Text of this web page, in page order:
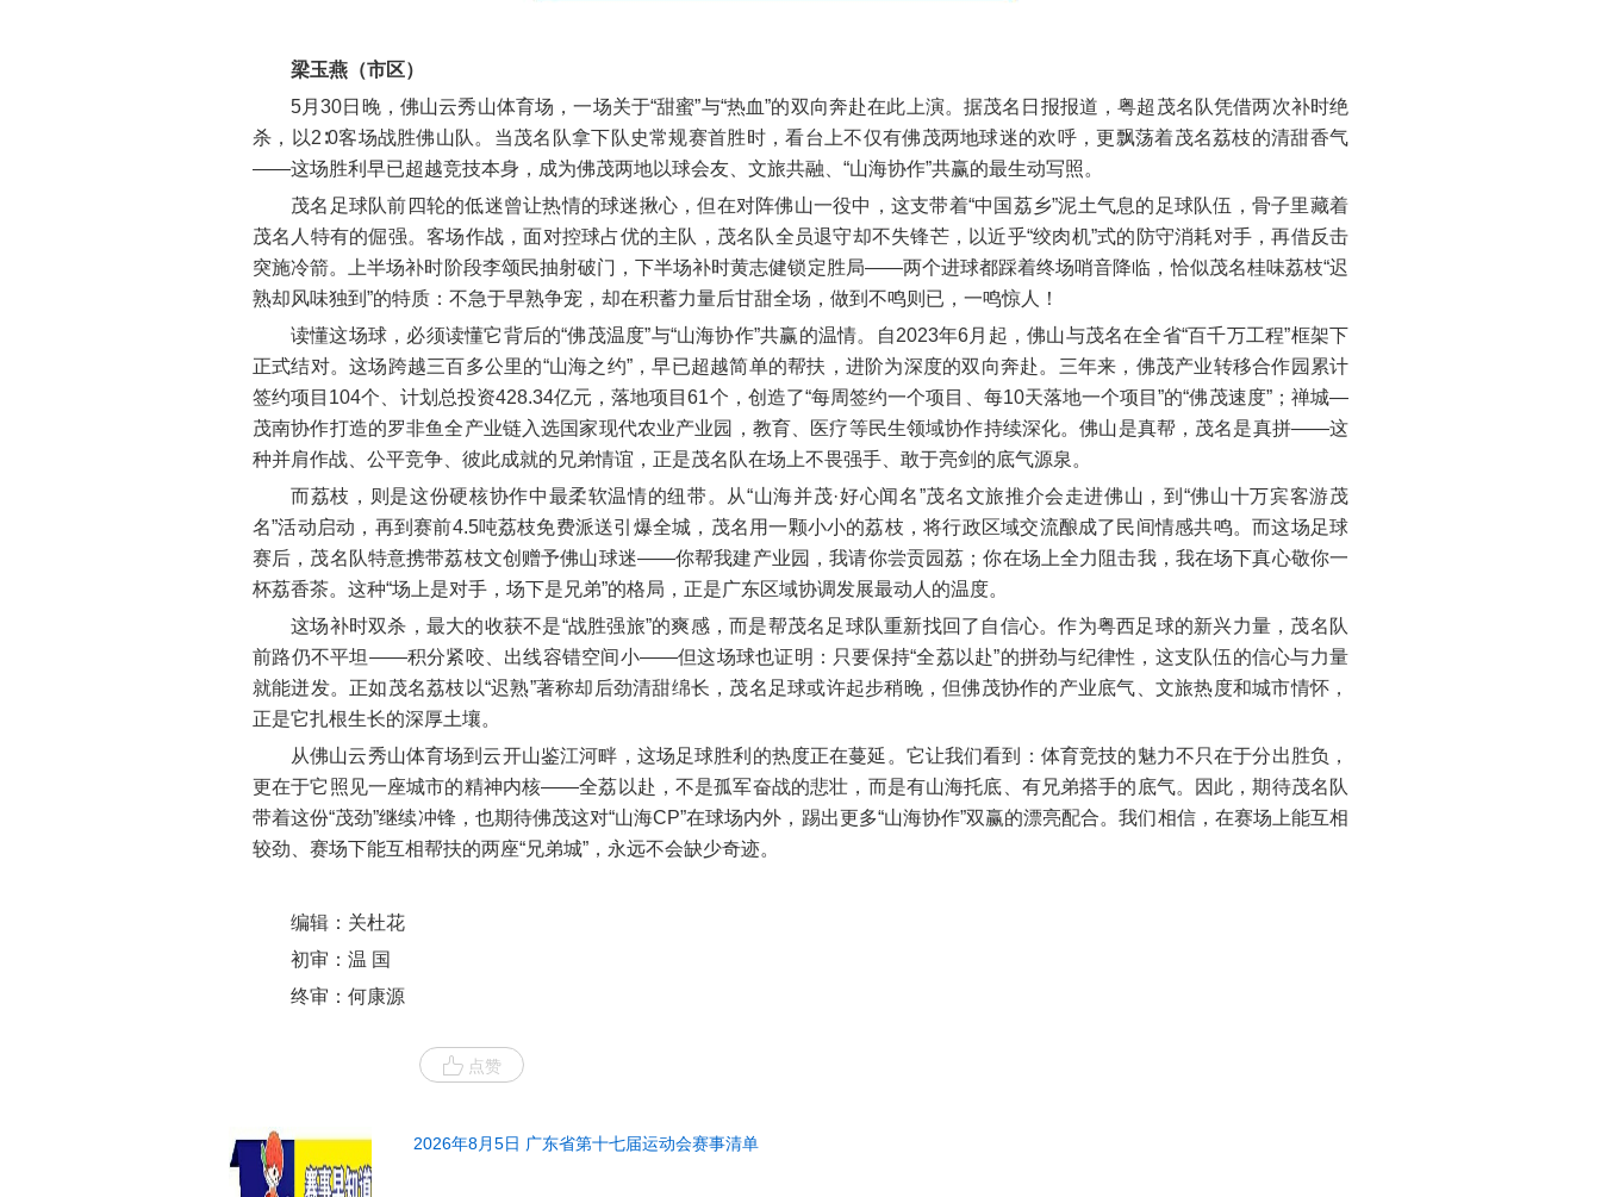
梁玉燕（市区）
5月30日晚，佛山云秀山体育场，一场关于“甜蜜”与“热血”的双向奔赴在此上演。据茂名日报报道，粤超茂名队凭借两次补时绝
杀，以2∶0客场战胜佛山队。当茂名队拿下队史常规赛首胜时，看台上不仅有佛茂两地球迷的欢呼，更飘荡着茂名荔枝的清甜香气
——这场胜利早已超越竞技本身，成为佛茂两地以球会友、文旅共融、“山海协作”共赢的最生动写照。
茂名足球队前四轮的低迷曾让热情的球迷揪心，但在对阵佛山一役中，这支带着“中国荔乡”泥土气息的足球队伍，骨子里藏着
茂名人特有的倔强。客场作战，面对控球占优的主队，茂名队全员退守却不失锋芒，以近乎“绞肉机”式的防守消耗对手，再借反击
突施冷箭。上半场补时阶段李颂民抽射破门，下半场补时黄志健锁定胜局——两个进球都踩着终场哨音降临，恰似茂名桂味荔枝“迟
熟却风味独到”的特质：不急于早熟争宠，却在积蓄力量后甘甜全场，做到不鸣则已，一鸣惊人！
读懂这场球，必须读懂它背后的“佛茂温度”与“山海协作”共赢的温情。自2023年6月起，佛山与茂名在全省“百千万工程”框架下
正式结对。这场跨越三百多公里的“山海之约”，早已超越简单的帮扶，进阶为深度的双向奔赴。三年来，佛茂产业转移合作园累计
签约项目104个、计划总投资428.34亿元，落地项目61个，创造了“每周签约一个项目、每10天落地一个项目”的“佛茂速度”；禅城—
茂南协作打造的罗非鱼全产业链入选国家现代农业产业园，教育、医疗等民生领域协作持续深化。佛山是真帮，茂名是真拼——这
种并肩作战、公平竞争、彼此成就的兄弟情谊，正是茂名队在场上不畏强手、敢于亮剑的底气源泉。
而荔枝，则是这份硬核协作中最柔软温情的纽带。从“山海并茂·好心闻名”茂名文旅推介会走进佛山，到“佛山十万宾客游茂
名”活动启动，再到赛前4.5吨荔枝免费派送引爆全城，茂名用一颗小小的荔枝，将行政区域交流酿成了民间情感共鸣。而这场足球
赛后，茂名队特意携带荔枝文创赠予佛山球迷——你帮我建产业园，我请你尝贡园荔；你在场上全力阻击我，我在场下真心敬你一
杯荔香茶。这种“场上是对手，场下是兄弟”的格局，正是广东区域协调发展最动人的温度。
这场补时双杀，最大的收获不是“战胜强旅”的爽感，而是帮茂名足球队重新找回了自信心。作为粤西足球的新兴力量，茂名队
前路仍不平坦——积分紧咬、出线容错空间小——但这场球也证明：只要保持“全荔以赴”的拼劲与纪律性，这支队伍的信心与力量
就能迸发。正如茂名荔枝以“迟熟”著称却后劲清甜绵长，茂名足球或许起步稍晚，但佛茂协作的产业底气、文旅热度和城市情怀，
正是它扎根生长的深厚土壤。
从佛山云秀山体育场到云开山鉴江河畔，这场足球胜利的热度正在蔓延。它让我们看到：体育竞技的魅力不只在于分出胜负，
更在于它照见一座城市的精神内核——全荔以赴，不是孤军奋战的悲壮，而是有山海托底、有兄弟搭手的底气。因此，期待茂名队
带着这份“茂劲”继续冲锋，也期待佛茂这对“山海CP”在球场内外，踢出更多“山海协作”双赢的漂亮配合。我们相信，在赛场上能互相
较劲、赛场下能互相帮扶的两座“兄弟城”，永远不会缺少奇迹。
编辑：关杜花
初审：温 国
终审：何康源
点赞
2026年8月5日 广东省第十七届运动会赛事清单